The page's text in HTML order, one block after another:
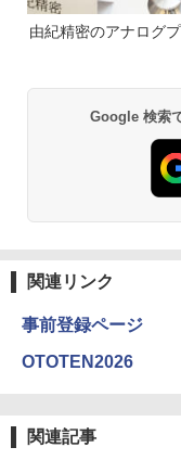
由紀精密のアナログ
Google 検索
関連リンク
事前登録ページ
OTOTEN2026
関連記事